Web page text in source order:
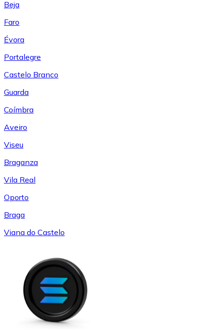
Beja
Faro
Évora
Portalegre
Castelo Branco
Guarda
Coímbra
Aveiro
Viseu
Braganza
Vila Real
Oporto
Braga
Viana do Castelo